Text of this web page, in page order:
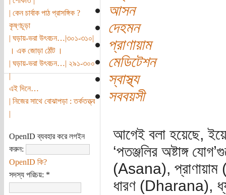
| কেন চার্বাক পাঠ প্রাসঙ্গিক ?
কৃষ্ণচূড়া
| ঘড়ায়-ভরা উৎবচন…|৩০১-৩১০|
। এক জোড়া ঠোঁট ।
| ঘড়ায়-ভরা উৎবচন…| ২৯১-৩০০
|
এই দিনে…
| নিজের সাথে বোঝাপড়া : তর্কতত্ত্ব
|
OpenID ব্যবহার করে লগইন
করুন:
OpenID কি?
সদস্য পরিচয়: *
আসন
দেহমন
প্রাণায়াম
মেডিটেশন
স্বাস্থ্য
সববয়সী
আগেই বলা হয়েছে,
‘পতঞ্জলির অষ্টাঙ্গ
(Asana),
ধারণ (Dharana),